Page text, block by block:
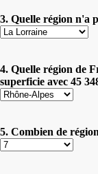
3. Quelle région n'a
4. Quelle région de
superficie avec 45
5. Combien de